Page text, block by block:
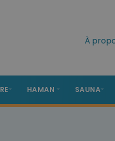
À
HAMAN SAUNA